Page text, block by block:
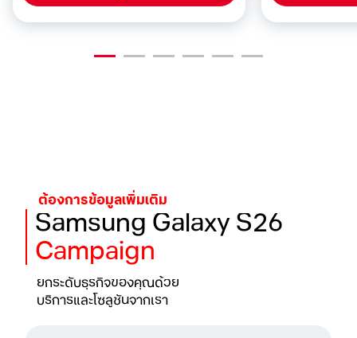
ต้องการข้อมูลเพิ่มเติม
Samsung Galaxy S26
Campaign
ยกระดับธุรกิจของคุณด้วย
บริการและโซลูชันจากเรา